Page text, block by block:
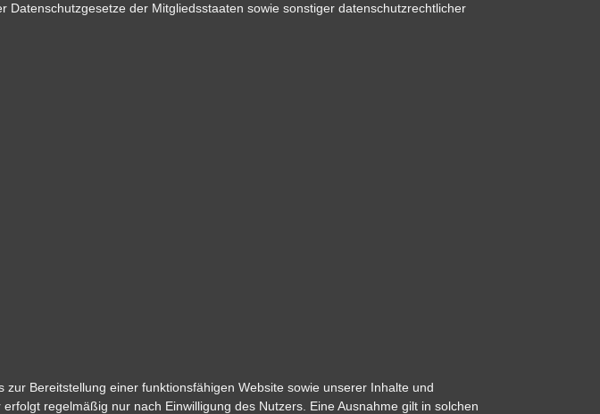
der Mitgliedsstaaten sowie sonstiger datenschutzrechtlicher
Bereitstellung einer funktionsfähigen Website sowie unserer Inhalte und
regelmäßig nur nach Einwilligung des Nutzers. Eine Ausnahme gilt in solchen